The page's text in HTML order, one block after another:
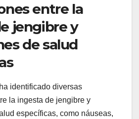
entre la
jengibre y
de salud
identificado diversas
la ingesta de jengibre y
específicas, como náuseas,